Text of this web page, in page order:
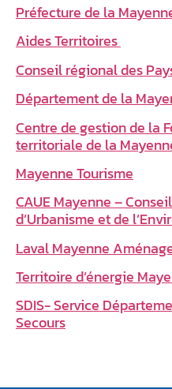
Préfecture de la
Aides Territoires
Conseil régional des
Département de la
Centre de gestion de la
territoriale de la
Mayenne Tourisme
CAUE Mayenne –
d’Urbanisme et de
Laval Mayenne
Territoire d’énergie
SDIS- Service
Secours